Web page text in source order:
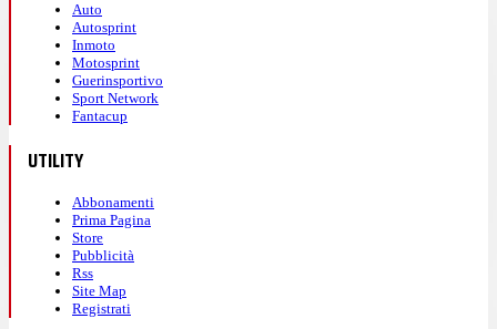
Auto
Autosprint
Inmoto
Motosprint
Guerinsportivo
Sport Network
Fantacup
UTILITY
Abbonamenti
Prima Pagina
Store
Pubblicità
Rss
Site Map
Registrati